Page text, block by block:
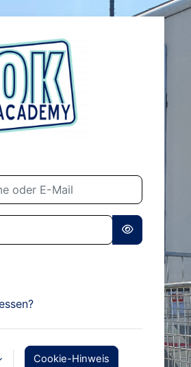
Anmelden bei
E-Mail
Cookie-Hinweis